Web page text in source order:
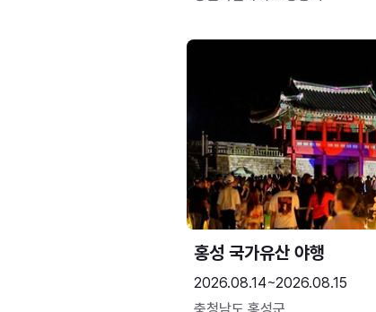
홍성 국가유산 야행
2026.08.14~2026.08.15